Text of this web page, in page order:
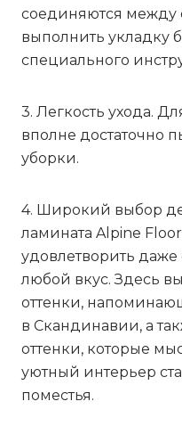
соединяются между
выполнить укладку
специального
3. Легкость ухода.
вполне достаточно
уборки.
4. Широкий выбор
ламината Alpine Floor
удовлетворить
любой вкус. Здесь
оттенки,
в Скандинавии, а
оттенки, которые
уютный интерьер
поместья.